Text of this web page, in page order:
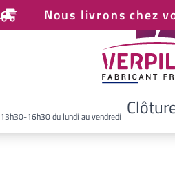
Nous livrons chez
13h30-16h30 du lundi au vendredi